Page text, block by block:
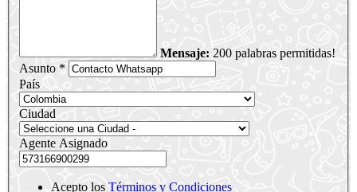
Mensaje: 200 palabras permitidas!
Asunto *
País
Ciudad
Agente Asignado
Acepto los Términos y Condiciones